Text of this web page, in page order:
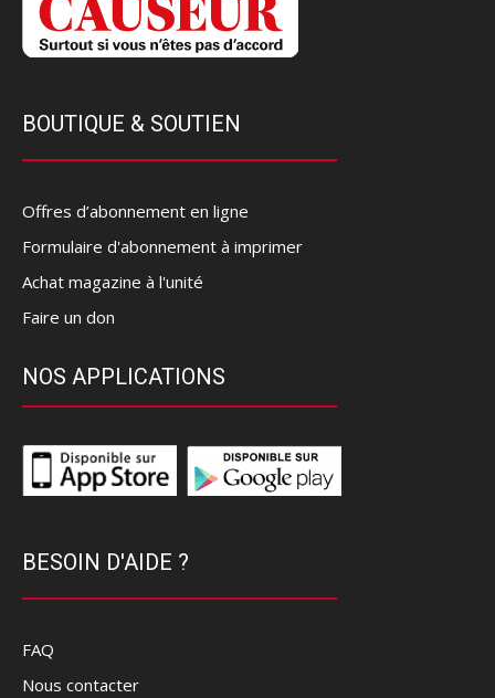
BOUTIQUE & SOUTIEN
Offres d’abonnement en ligne
Formulaire d'abonnement à imprimer
Achat magazine à l'unité
Faire un don
NOS APPLICATIONS
BESOIN D'AIDE ?
FAQ
Nous contacter